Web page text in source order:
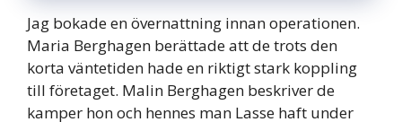
Jag bokade en övernattning innan operationen.
Maria Berghagen berättade att de trots den
korta väntetiden hade en riktigt stark koppling
till företaget. Malin Berghagen beskriver de
kamper hon och hennes man Lasse haft under